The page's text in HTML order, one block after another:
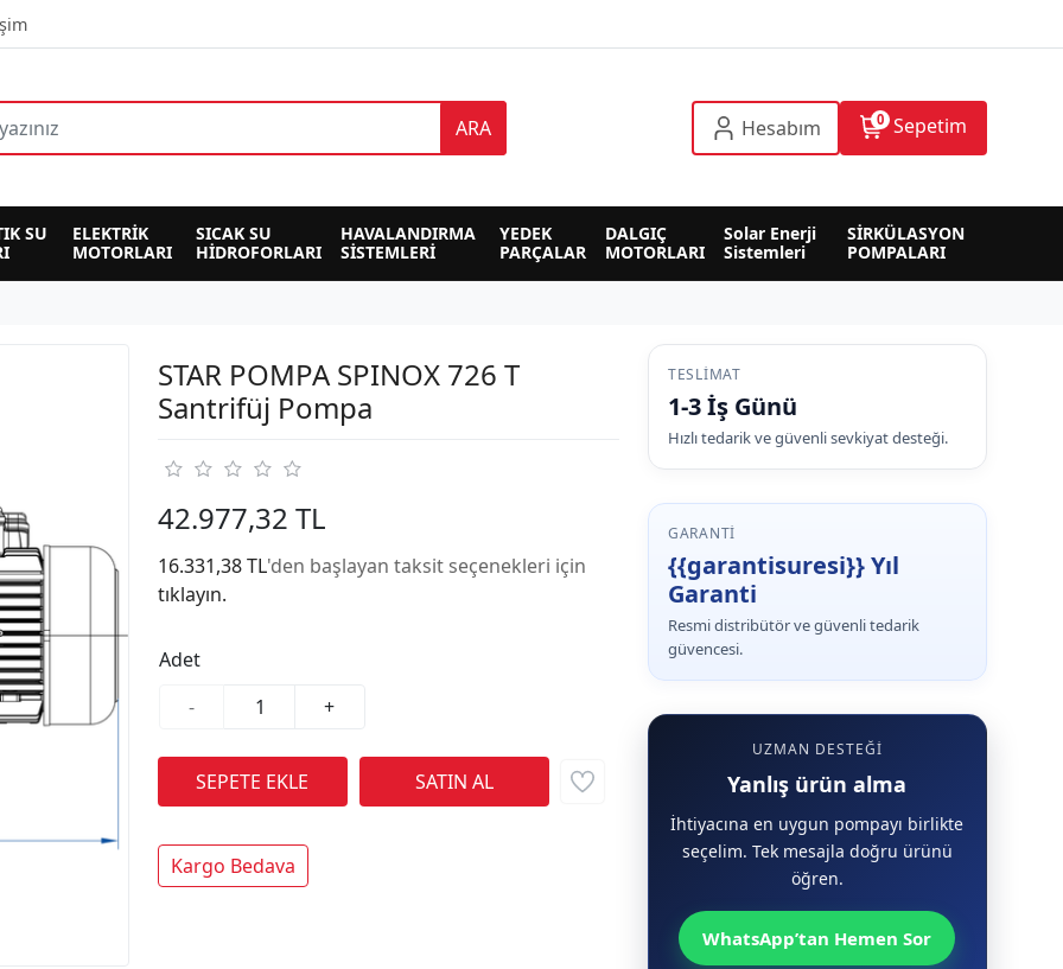
ARA Hesabım 0 Sepetim
SU
ELEKTRİK
MOTORLARI
SICAK SU
HİDROFORLARI
HAVALANDIRMA
SİSTEMLERİ
YEDEK
PARÇALAR
DALGIÇ
MOTORLARI
Solar Enerji
Sistemleri
SİRKÜLASYON
POMPALARI
STAR POMPA SPINOX 726 T
Santrifüj Pompa
42.977,32 TL
16.331,38 TL'den başlayan taksit seçenekleri için
tıklayın.
Adet
-
+
Kargo Bedava
TESLIMAT
1-3 İş Günü
Hızlı tedarik ve güvenli sevkiyat desteği.
GARANTI
{{garantisuresi}} Yıl
Garanti
Resmi distribütör ve güvenli tedarik
güvencesi.
UZMAN DESTEĞI
Yanlış ürün alma
İhtiyacına en uygun pompayı birlikte
seçelim. Tek mesajla doğru ürünü
öğren.
WhatsApp’tan Hemen Sor